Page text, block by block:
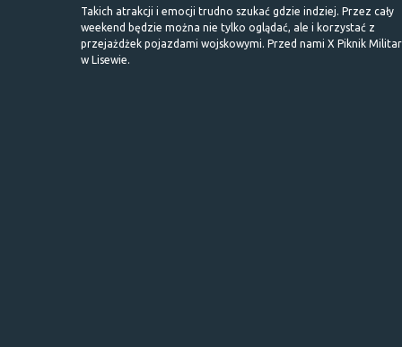
Takich atrakcji i emocji trudno szukać gdzie indziej. Przez cały
weekend będzie można nie tylko oglądać, ale i korzystać z
przejażdżek pojazdami wojskowymi. Przed nami X Piknik
w Lisewie.